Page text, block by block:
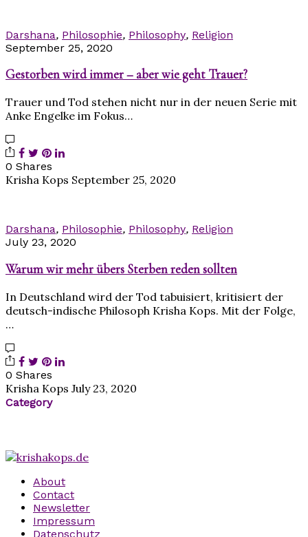
Darshana, Philosophie, Philosophy, Religion
September 25, 2020
Gestorben wird immer – aber wie geht Trauer?
Trauer und Tod stehen nicht nur in der neuen Serie mit
Anke Engelke im Fokus…
0 Shares
Krisha Kops September 25, 2020
Darshana, Philosophie, Philosophy, Religion
July 23, 2020
Warum wir mehr übers Sterben reden sollten
In Deutschland wird der Tod tabuisiert, kritisiert der
deutsch-indische Philosoph Krisha Kops. Mit der Folge,
…
0 Shares
Krisha Kops July 23, 2020
Category
About
Contact
Newsletter
Impressum
Datenschutz